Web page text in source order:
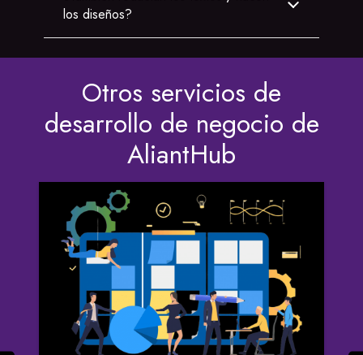
los diseños?
Otros servicios de
desarrollo de negocio de
AliantHub